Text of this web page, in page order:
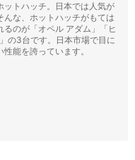
ットハッチ。日本では人気が
な、ホットハッチがもては
のが「オペル アダム」「ヒ
の3台です。日本市場で目に
能を誇っています。